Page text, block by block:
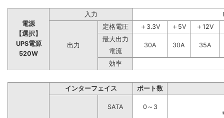
電源
【選択】
UPS電源
520W
入力
出力
定格電圧 ＋3.3V ＋5V
＋12V
最大出力
30A
30A
35A
電流
効率
インターフェイス ポート数
SATA
0～3